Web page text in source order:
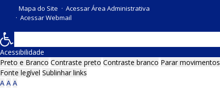
Mapa do Site
Acessar Área Administrativa
Acessar Webmail
Acessibilidade
Preto e Branco Contraste preto Contraste branco Parar movimentos
Fonte legível Sublinhar links
A A A